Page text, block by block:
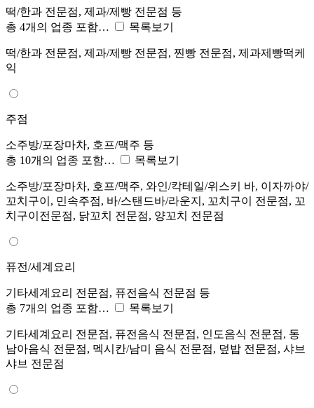
떡/한과 전문점, 제과/제빵 전문점 등
총 4개의 업종 포함…
목록보기
떡/한과 전문점, 제과/제빵 전문점, 찐빵 전문점, 제과제빵떡케
익
주점
소주방/포장마차, 호프/맥주 등
총 10개의 업종 포함…
목록보기
소주방/포장마차, 호프/맥주, 와인/칵테일/위스키 바, 이자까야/
꼬치구이, 민속주점, 바/스탠드바/라운지, 꼬치구이 전문점, 꼬
치구이전문점, 닭꼬치 전문점, 양꼬치 전문점
퓨전/세계요리
기타세계요리 전문점, 퓨전음식 전문점 등
총 7개의 업종 포함…
목록보기
기타세계요리 전문점, 퓨전음식 전문점, 인도음식 전문점, 동
남아음식 전문점, 멕시칸/남미 음식 전문점, 덮밥 전문점, 샤브
샤브 전문점